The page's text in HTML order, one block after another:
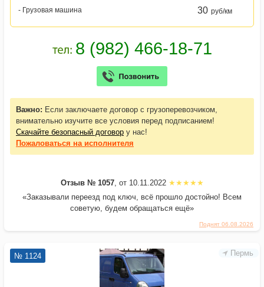
Поднят 06.08.2026
- Грузовая машина
30 руб/км
Важно: Если заключаете договор с грузоперевозчиком,
внимательно изучите все условия перед подписанием!
Скачайте безопасный договор у нас!
Пожаловаться на исполнителя
Отзыв № 1057, от 10.11.2022
«Заказывали переезд под ключ, всё прошло достойно! Всем
советую, будем обращаться ещё»
Пермь
№ 1124